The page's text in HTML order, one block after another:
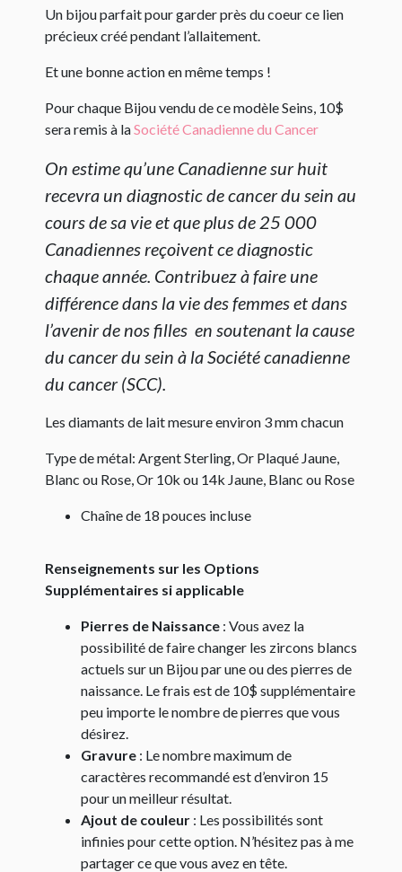
Un bijou parfait pour garder près du coeur ce lien
précieux créé pendant l’allaitement.
Et une bonne action en même temps !
Pour chaque Bijou vendu de ce modèle Seins, 10$
sera remis à laSociété Canadienne du Cancer
On estime qu’une Canadienne sur huit
recevra un diagnostic de cancer du sein au
cours de sa vie et que plus de 25 000
Canadiennes reçoivent ce diagnostic
chaque année. Contribuez à faire une
différence dans la vie des femmes et dans
l’avenir de nos filles en soutenant la cause
du cancer du sein à la Société canadienne
du cancer (SCC).
Les diamants de lait mesure environ 3 mm chacun
Type de métal: Argent Sterling, Or Plaqué Jaune,
Blanc ou Rose, Or 10k ou 14k Jaune, Blanc ou Rose
Chaîne de 18 pouces incluse
Renseignements sur les Options
Supplémentaires si applicable
Pierres de Naissance : Vous avez la
possibilité de faire changer les zircons blancs
actuels sur un Bijou par une ou des pierres de
naissance. Le frais est de 10$ supplémentaire
peu importe le nombre de pierres que vous
désirez.
Gravure : Le nombre maximum de
caractères recommandé est d’environ 15
pour un meilleur résultat.
Ajout de couleur : Les possibilités sont
infinies pour cette option. N’hésitez pas à me
partager ce que vous avez en tête.